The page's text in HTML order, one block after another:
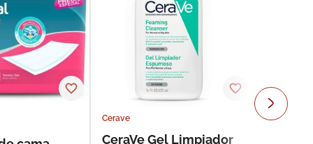
Cerave
CeraVe Gel Limpiador